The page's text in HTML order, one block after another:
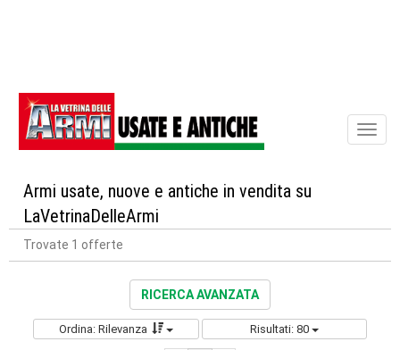
Armi usate, nuove e antiche in vendita su
LaVetrinaDelleArmi
Trovate 1 offerte
RICERCA AVANZATA
Ordina: Rilevanza Risultati: 80